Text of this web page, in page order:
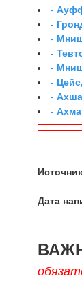
-
-
-
-
-
-
-
-
Дата